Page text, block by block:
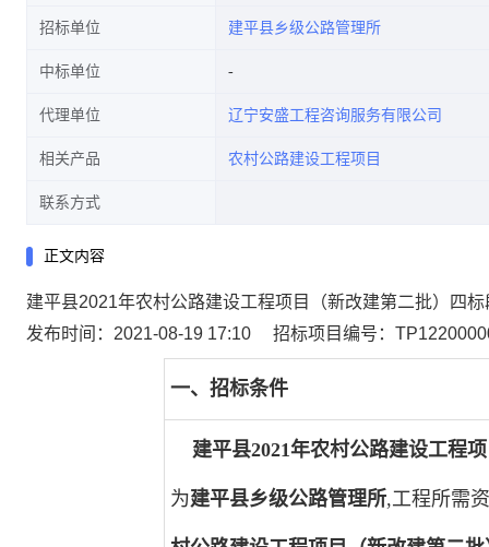
招标单位 建平县乡级公路管理所
中标单位
代理单位 辽宁安盛工程咨询服务有限公司
相关产品 农村公路建设工程项目
联系方式
正文内容
建平县2021年农村公路建设工程项目（新改建第二批）四
发布时间：2021-08-19 17:10
招标项目编号：
一、招标条件
建平县2021年农村公路建设工程
为建平县乡级公路管理所,工程所需